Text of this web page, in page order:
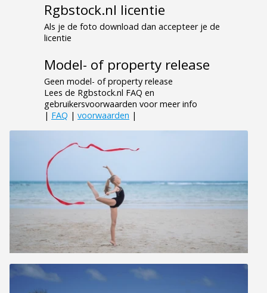
Rgbstock.nl licentie
Als je de foto download dan accepteer je de
licentie
Model- of property release
Geen model- of property release
Lees de Rgbstock.nl FAQ en
gebruikersvoorwaarden voor meer info
| FAQ | voorwaarden |